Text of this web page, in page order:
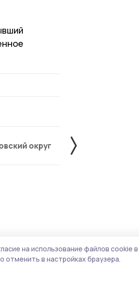
округ Жердевский округ
на использование файлов cookie в
в настройках браузера.